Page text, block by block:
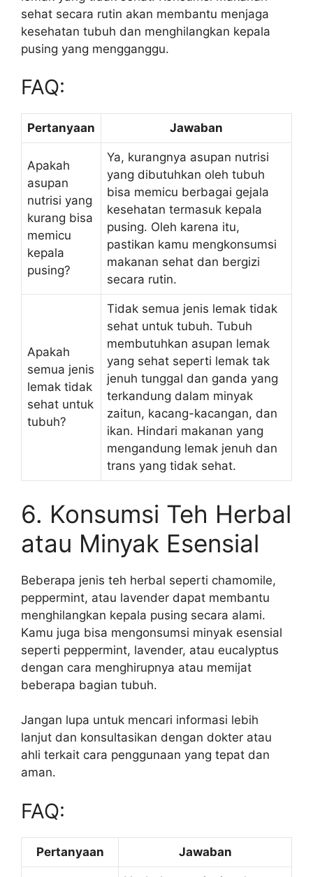
sehat secara rutin akan membantu menjaga
kesehatan tubuh dan menghilangkan kepala
pusing yang mengganggu.
FAQ:
Pertanyaan Jawaban
Apakah
asupan
nutrisi yang
kurang bisa
memicu
kepala
pusing?
Ya, kurangnya asupan nutrisi
yang dibutuhkan oleh tubuh
bisa memicu berbagai gejala
kesehatan termasuk kepala
pusing. Oleh karena itu,
pastikan kamu mengkonsumsi
makanan sehat dan bergizi
secara rutin.
Apakah
semua jenis
lemak tidak
sehat untuk
tubuh?
Tidak semua jenis lemak tidak
sehat untuk tubuh. Tubuh
membutuhkan asupan lemak
yang sehat seperti lemak tak
jenuh tunggal dan ganda yang
terkandung dalam minyak
zaitun, kacang-kacangan, dan
ikan. Hindari makanan yang
mengandung lemak jenuh dan
trans yang tidak sehat.
6. Konsumsi Teh Herbal
atau Minyak Esensial
Beberapa jenis teh herbal seperti chamomile,
peppermint, atau lavender dapat membantu
menghilangkan kepala pusing secara alami.
Kamu juga bisa mengonsumsi minyak esensial
seperti peppermint, lavender, atau eucalyptus
dengan cara menghirupnya atau memijat
beberapa bagian tubuh.
Jangan lupa untuk mencari informasi lebih
lanjut dan konsultasikan dengan dokter atau
ahli terkait cara penggunaan yang tepat dan
aman.
FAQ:
Pertanyaan Jawaban